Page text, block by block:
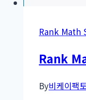
Rank Math
Rank
By비케이팩